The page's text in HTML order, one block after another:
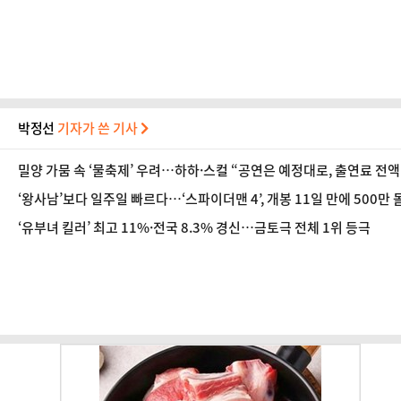
박정선 기자가 쓴 기사
밀양 가뭄 속 ‘물축제’ 우려…하하·스컬 “공연은 예정대로, 출연료 전
‘왕사남’보다 일주일 빠르다…‘스파이더맨 4’, 개봉 11일 만에 500만
‘유부녀 킬러’ 최고 11%·전국 8.3% 경신…금토극 전체 1위 등극